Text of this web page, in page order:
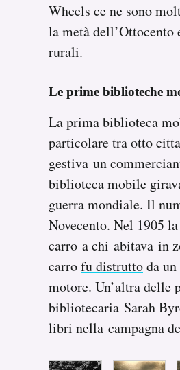
Wheels ce ne sono
la metà
rurali.
Le prime biblioteche
La prima biblioteca
particolare tra otto
gestiva un
biblioteca mobile
guerra mondiale. Il
Novecento. Nel 1905
carro a chi abitava in
carrofu distruttoda
motore. Un’altra
bibliotecaria Sarah
libri nella campagna